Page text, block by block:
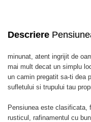
Descriere
minunat, atent ingrijit de
mai mult decat un simplu
un camin pregatit sa-ti dea
sufletului si trupului tau
Pensiunea este clasificata,
rusticul, rafinamentul cu